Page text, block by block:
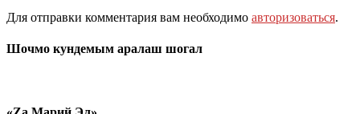
Для отправки комментария вам необходимо авторизоваться.
Шочмо кундемым аралаш шогал